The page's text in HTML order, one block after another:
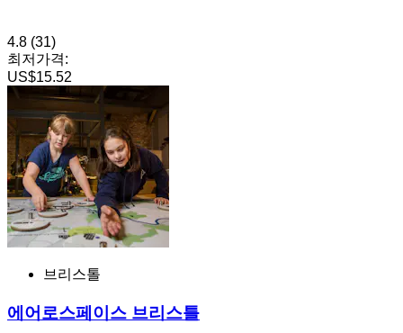
4.8 (31)
최저가격:
US$15.52
브리스톨
에어로스페이스 브리스틀